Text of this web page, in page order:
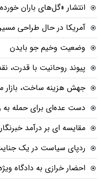
انتشار «گل‌های باران
آمریکا در حال طراحی مسیر
وضعیت وخیم جو بایدن
پیوند روحانیت با قدرت،
جهش هزینه ساخت، بازار
دست عده‌ای برای حمله به
مقایسه ای بر درآمد
ردپای سیاست در یک
احضار خرازی به دادگاه